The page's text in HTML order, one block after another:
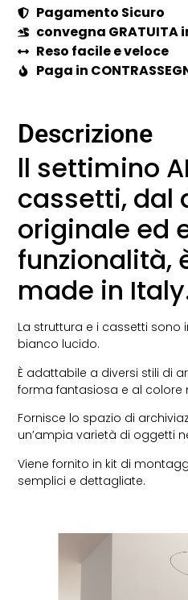
Pagamento Sicuro
convegna
Reso facile e veloce
Paga in
Descrizione
ll settimino
cassetti, dal
originale ed
funzionalità,
made in
La struttura e i cassetti
bianco lucido.
È adattabile a diversi stili di
forma fantasiosa e al colore
Fornisce lo spazio di
un’ampia varietà di oggetti
Viene fornito in kit di
semplici e dettagliate.